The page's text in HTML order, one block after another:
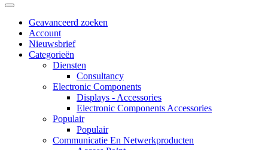
Geavanceerd zoeken
Account
Nieuwsbrief
Categorieën
Diensten
Consultancy
Electronic Components
Displays - Accessories
Electronic Components Accessories
Populair
Populair
Communicatie En Netwerkproducten